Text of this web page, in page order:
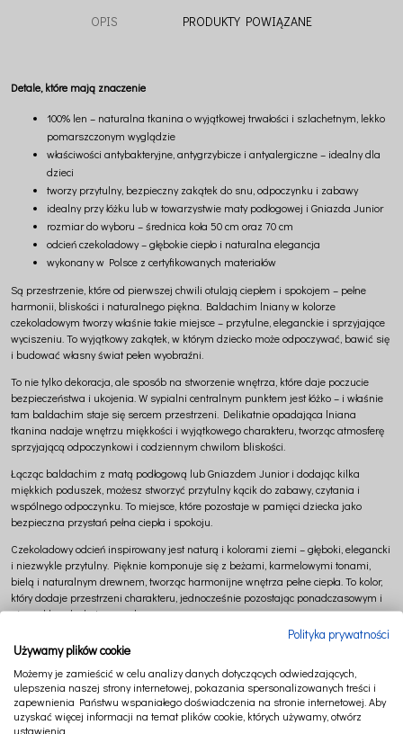
OPIS PRODUKTY POWIĄZANE
Detale, które mają znaczenie
100% len – naturalna tkanina o wyjątkowej trwałości i szlachetnym, lekko
pomarszczonym wyglądzie
właściwości antybakteryjne, antygrzybicze i antyalergiczne – idealny dla
dzieci
tworzy przytulny, bezpieczny zakątek do snu, odpoczynku i zabawy
idealny przy łóżku lub w towarzystwie maty podłogowej i Gniazda Junior
rozmiar do wyboru – średnica koła 50 cm oraz 70 cm
odcień czekoladowy – głębokie ciepło i naturalna elegancja
wykonany w Polsce z certyfikowanych materiałów
Są przestrzenie, które od pierwszej chwili otulają ciepłem i spokojem – pełne
harmonii, bliskości i naturalnego piękna. Baldachim lniany w kolorze
czekoladowym tworzy właśnie takie miejsce – przytulne, eleganckie i sprzyjające
wyciszeniu. To wyjątkowy zakątek, w którym dziecko może odpoczywać, bawić się
i budować własny świat pełen wyobraźni.
To nie tylko dekoracja, ale sposób na stworzenie wnętrza, które daje poczucie
bezpieczeństwa i ukojenia. W sypialni centralnym punktem jest łóżko – i właśnie
tam baldachim staje się sercem przestrzeni. Delikatnie opadająca lniana
tkanina nadaje wnętrzu miękkości i wyjątkowego charakteru, tworząc atmosferę
sprzyjającą odpoczynkowi i codziennym chwilom bliskości.
Łącząc baldachim z matą podłogową lub Gniazdem Junior i dodając kilka
miękkich poduszek, możesz stworzyć przytulny kącik do zabawy, czytania i
wspólnego odpoczynku. To miejsce, które pozostaje w pamięci dziecka jako
bezpieczna przystań pełna ciepła i spokoju.
Czekoladowy odcień inspirowany jest naturą i kolorami ziemi – głęboki, elegancki
i niezwykle przytulny. Pięknie komponuje się z beżami, karmelowymi tonami,
bielą i naturalnym drewnem, tworząc harmonijne wnętrza pełne ciepła. To kolor,
który dodaje przestrzeni charakteru, jednocześnie pozostając ponadczasowym i
niezwykle szlachetnym wyborem.
Kolekcja PURE NATURE skrywa produkty wykonane ze stuprocentowego lnu –
tkaniny wyjątkowej, cenionej od pokoleń za swoje właściwości i naturalne piękno.
Len jest przyjemny w dotyku, oddychający i niezwykle trwały – jego wytrzymałość
jest nawet dwukrotnie większa niż wysokiej jakości wełny. To materiał, który nie
tylko pięknie wygląda, ale przede wszystkim wspiera zdrowe i bezpieczne
otoczenie dziecka. Pozwól sobie na luksus, jaki daje natura.
Polityka prywatności
Używamy plików cookie
Możemy je zamieścić w celu analizy danych dotyczących odwiedzających,
ulepszenia naszej strony internetowej, pokazania spersonalizowanych treści i
zapewnienia Państwu wspaniałego doświadczenia na stronie internetowej. Aby
uzyskać więcej informacji na temat plików cookie, których używamy, otwórz
ustawienia.